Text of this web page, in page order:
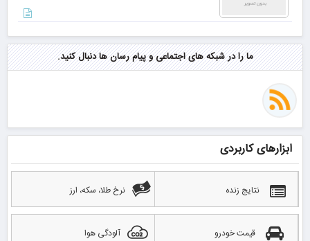
ما را در شبکه های اجتماعی و پیام رسان ها دنبال کنید.
ابزارهای کاربردی
نتایج زنده نرخ طلا، سکه، ارز
قیمت خودرو آلودگی هوا